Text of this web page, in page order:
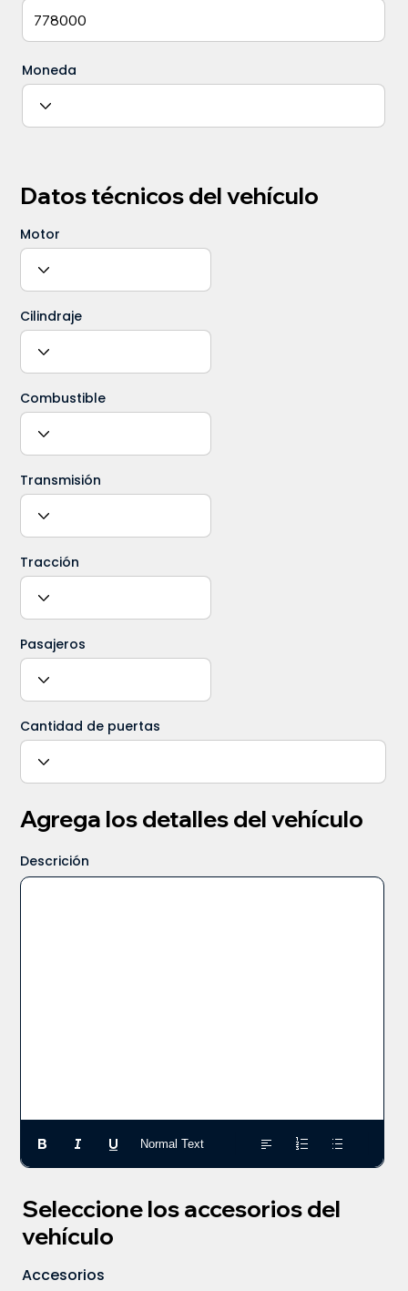
Moneda
Datos técnicos del vehículo
Motor
Cilindraje
Combustible
Transmisión
Tracción
Pasajeros
Cantidad de puertas
Agrega los detalles del vehículo
Descrición
Normal Text
Seleccione los accesorios del
vehículo
Accesorios